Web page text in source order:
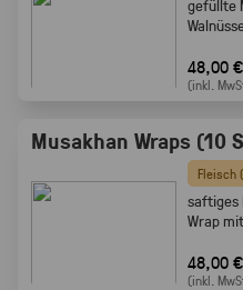
gefüllte
48,00 €
(inkl.
Musakhan Wraps (10
Fleisch
saftiges
Wrap
48,00 €
(inkl.